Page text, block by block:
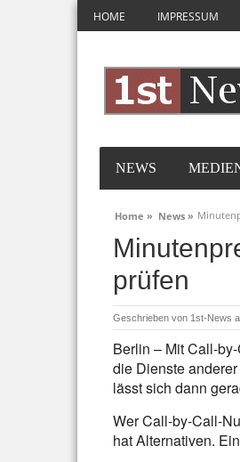
HOME IMPRESSUM
NEWS
Home » News »
prüfen
Geschrieben von 1st-News
Berlin – Mit Call-
die Dienste
lässt sich dann
Wer Call-by-Call-
hat Alternativen.